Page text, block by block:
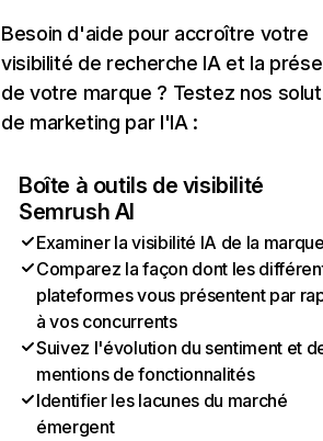
Besoin d'aide pour accroître votre
visibilité de recherche IA et la
de votre marque ? Testez nos
de marketing par l'IA :
Boîte à outils de visibilité
Semrush AI
Examiner la visibilité IA de la
Comparez la façon dont les
plateformes vous présentent par
à vos concurrents
Suivez l'évolution du sentiment et
mentions de fonctionnalités
Identifier les lacunes du marché
émergent